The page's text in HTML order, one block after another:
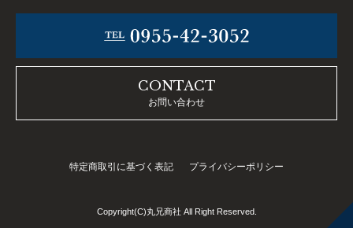
CONTACT
お問い合わせ
特定商取引に基づく表記 プライバシーポリシー
Copyright(C)丸兄商社 All Right Reserved.